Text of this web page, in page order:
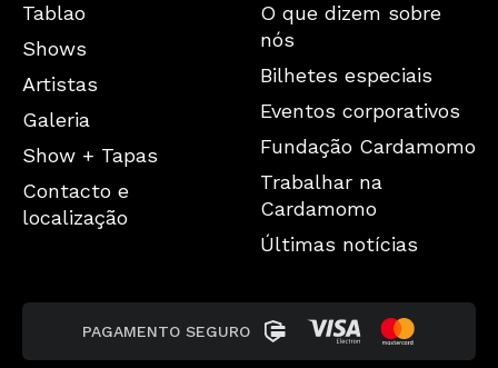
Tablao
Shows
Artistas
Galeria
Show + Tapas
Contacto e
localização
O que dizem sobre
nós
Bilhetes especiais
Eventos corporativos
Fundação Cardamomo
Trabalhar na
Cardamomo
Últimas notícias
PAGAMENTO SEGURO